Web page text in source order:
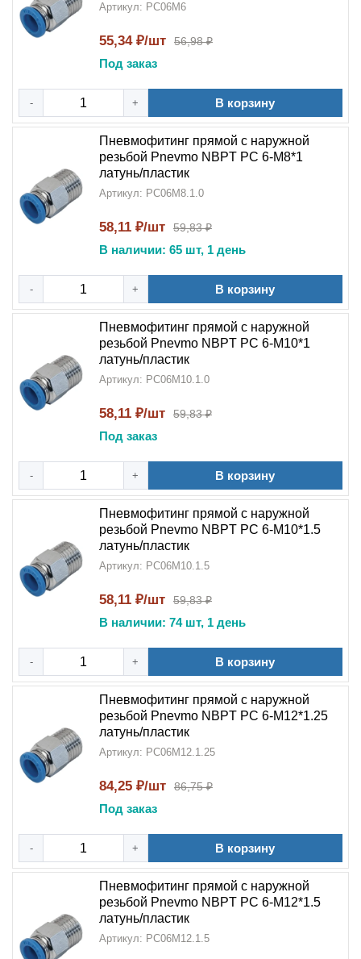
Артикул: PC06M6
55,34 ₽/шт 56,98 ₽
Под заказ
- + В корзину
Пневмофитинг прямой с наружной
резьбой Pnevmo NBPT PC 6-М8*1
латунь/пластик
Артикул: PC06M8.1.0
58,11 ₽/шт 59,83 ₽
В наличии: 65 шт, 1 день
- + В корзину
Пневмофитинг прямой с наружной
резьбой Pnevmo NBPT PC 6-М10*1
латунь/пластик
Артикул: PC06M10.1.0
58,11 ₽/шт 59,83 ₽
Под заказ
- + В корзину
Пневмофитинг прямой с наружной
резьбой Pnevmo NBPT PC 6-М10*1.5
латунь/пластик
Артикул: PC06M10.1.5
58,11 ₽/шт 59,83 ₽
В наличии: 74 шт, 1 день
- + В корзину
Пневмофитинг прямой с наружной
резьбой Pnevmo NBPT PC 6-М12*1.25
латунь/пластик
Артикул: PC06M12.1.25
84,25 ₽/шт 86,75 ₽
Под заказ
- + В корзину
Пневмофитинг прямой с наружной
резьбой Pnevmo NBPT PC 6-М12*1.5
латунь/пластик
Артикул: PC06M12.1.5